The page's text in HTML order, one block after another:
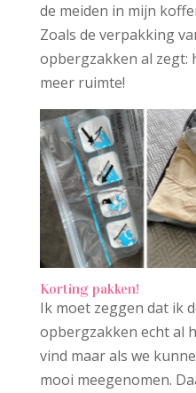
de meiden in mijn
Zoals de verpakking
opbergzakken al zegt:
meer ruimte!
Korting pakken!
Ik moet zeggen dat ik
opbergzakken echt al
vind maar als we
mooi meegenomen.